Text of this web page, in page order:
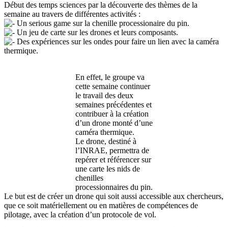
Début des temps sciences par la découverte des thèmes de la
semaine au travers de différentes activités :
Un serious game sur la chenille processionaire du pin.
Un jeu de carte sur les drones et leurs composants.
Des expériences sur les ondes pour faire un lien avec la caméra
thermique.
En effet, le groupe va
cette semaine continuer
le travail des deux
semaines précédentes et
contribuer à la création
d’un drone monté d’une
caméra thermique.
Le drone, destiné à
l’INRAE, permettra de
repérer et référencer sur
une carte les nids de
chenilles
processionnaires du pin.
Le but est de créer un drone qui soit aussi accessible aux chercheurs,
que ce soit matériellement ou en matières de compétences de
pilotage, avec la création d’un protocole de vol.